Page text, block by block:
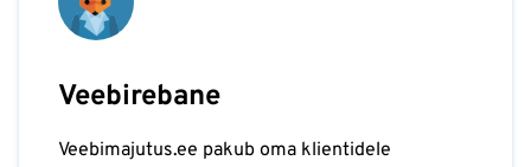
Veebirebane
Veebimajutus.ee pakub oma klientidele